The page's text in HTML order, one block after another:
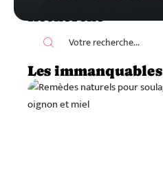
Les immanquables